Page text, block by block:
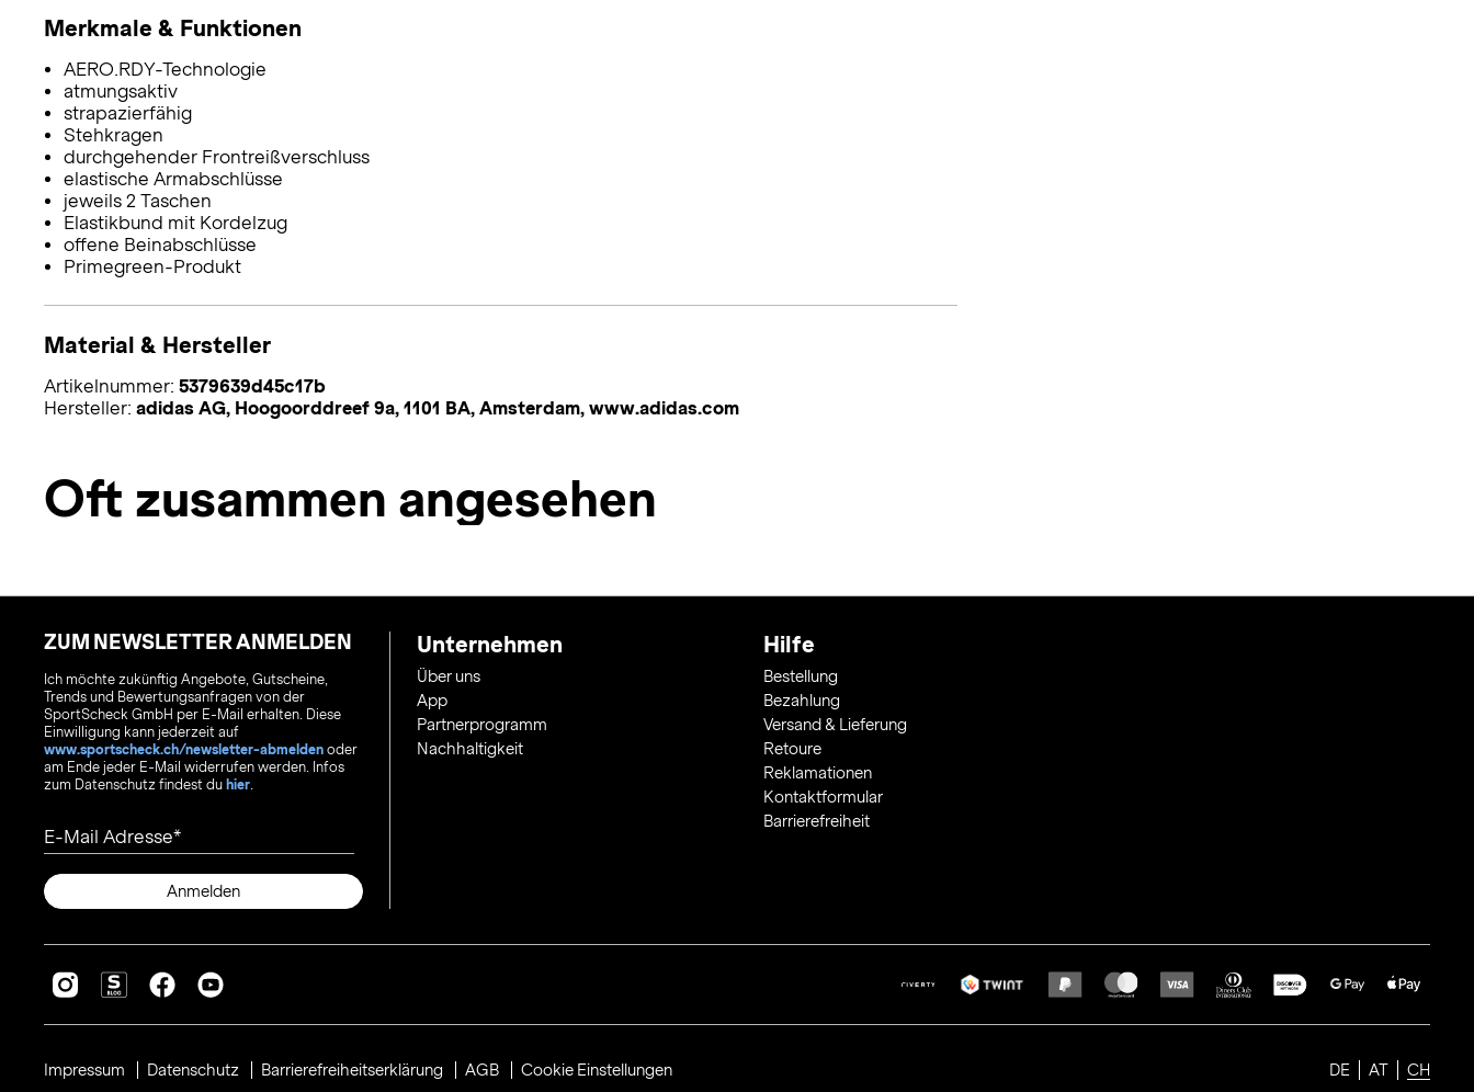
Merkmale & Funktionen
AERO.RDY-Technologie
atmungsaktiv
strapazierfähig
Stehkragen
durchgehender Frontreißverschluss
elastische Armabschlüsse
jeweils 2 Taschen
Elastikbund mit Kordelzug
offene Beinabschlüsse
Primegreen-Produkt
Material & Hersteller
Artikelnummer: 5379639d45c17b
Hersteller: adidas AG, Hoogoorddreef 9a, 1101 BA, Amsterdam, www.adidas.com
Oft zusammen angesehen
ZUM NEWSLETTER ANMELDEN
Ich möchte zukünftig Angebote, Gutscheine,
Trends und Bewertungsanfragen von der
SportScheck GmbH per E-Mail erhalten. Diese
Einwilligung kann jederzeit auf
www.sportscheck.ch/newsletter-abmelden oder
am Ende jeder E-Mail widerrufen werden. Infos
zum Datenschutz findest du hier.
E-Mail Adresse
Anmelden
Unternehmen
Über uns
App
Partnerprogramm
Nachhaltigkeit
Hilfe
Bestellung
Bezahlung
Versand & Lieferung
Retoure
Reklamationen
Kontaktformular
Barrierefreiheit
DE AT CH
Impressum Datenschutz Barrierefreiheitserklärung AGB Cookie Einstellungen